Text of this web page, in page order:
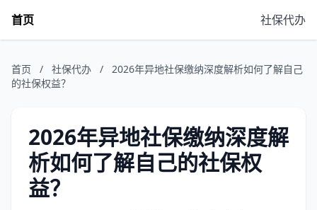
首页 社保代办
首页 / 社保代办 /
2026年异地社保缴纳深度解析如何了解自己
的社保权益？
2026年异地社保缴纳深度解
析如何了解自己的社保权
益？